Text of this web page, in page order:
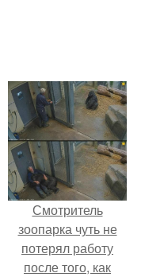
Смотритель
зоопарка чуть не
потерял работу
после того, как